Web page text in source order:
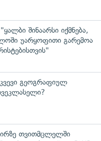
შინაარსი იქმნება,
უარყოფითი გარემოა
გეოგრაფიულ
თვითმცლელში